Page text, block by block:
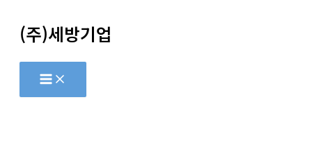
(주)세방기업